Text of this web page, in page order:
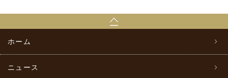
ホーム
ニュース